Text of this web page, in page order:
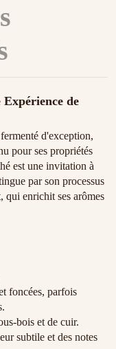
de
d'exception,
pour ses propriétés
est une invitation à
par son processus
qui enrichit ses arômes
foncées, parfois
bois et de cuir.
subtile et des notes